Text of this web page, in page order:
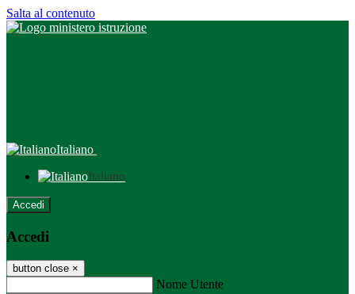
Salta al contenuto
Italiano
Italiano
Accedi
Accedi
button close ×
Nome Utente